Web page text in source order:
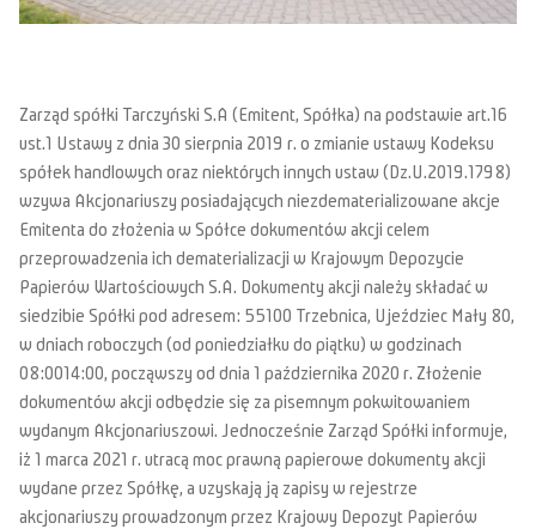
Zarząd spółki Tarczyński S.A (Emitent, Spółka) na podstawie art.16
ust.1 Ustawy z dnia 30 sierpnia 2019 r. o zmianie ustawy Kodeksu
spółek handlowych oraz niektórych innych ustaw (Dz.U.2019.1798)
wzywa Akcjonariuszy posiadających niezdematerializowane akcje
Emitenta do złożenia w Spółce dokumentów akcji celem
przeprowadzenia ich dematerializacji w Krajowym Depozycie
Papierów Wartościowych S.A. Dokumenty akcji należy składać w
siedzibie Spółki pod adresem: 55100 Trzebnica, Ujeździec Mały 80,
w dniach roboczych (od poniedziałku do piątku) w godzinach
08:0014:00, począwszy od dnia 1 października 2020 r. Złożenie
dokumentów akcji odbędzie się za pisemnym pokwitowaniem
wydanym Akcjonariuszowi. Jednocześnie Zarząd Spółki informuje,
iż 1 marca 2021 r. utracą moc prawną papierowe dokumenty akcji
wydane przez Spółkę, a uzyskają ją zapisy w rejestrze
akcjonariuszy prowadzonym przez Krajowy Depozyt Papierów